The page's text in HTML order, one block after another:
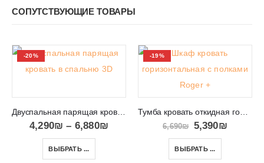
СОПУТСТВУЮЩИЕ ТОВАРЫ
-20%
Двуспальная парящая кровать с тумбочками в спальню 3D
4,290₪ – 6,880₪
ВЫБРАТЬ ...
-19%
Тумба кровать откидная горизонтальная Roger +
6,690₪ 5,390₪
ВЫБРАТЬ ...